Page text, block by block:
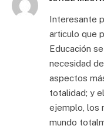
Interesante
articulo que
Educación
necesidad
aspectos
totalidad; y
ejemplo, los
mundo